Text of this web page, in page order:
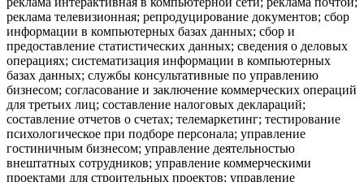
реклама телевизионная; репродуцирование документов; сбор
информации в компьютерных базах данных; сбор и
предоставление статистических данных; сведения о деловых
операциях; систематизация информации в компьютерных
базах данных; службы консультативные по управлению
бизнесом; согласование и заключение коммерческих операций
для третьих лиц; составление налоговых деклараций;
составление отчетов о счетах; телемаркетинг; тестирование
психологическое при подборе персонала; управление
гостиничным бизнесом; управление деятельностью
внештатных сотрудников; управление коммерческими
проектами для строительных проектов; управление